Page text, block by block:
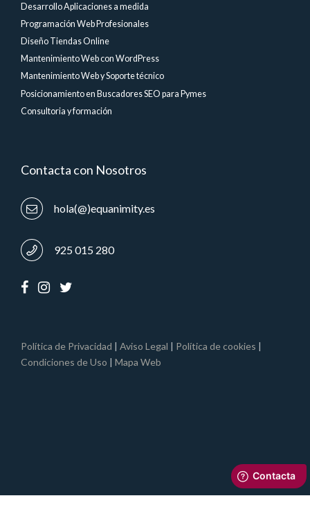
Desarrollo Aplicaciones a medida
Programación Web Profesionales
Diseño Tiendas Online
Mantenimiento Web con WordPress
Mantenimiento Web y Soporte técnico
Posicionamiento en Buscadores SEO para Pymes
Consultoria y formación
Contacta con Nosotros
hola(@)equanimity.es
925 015 280
Política de Privacidad Aviso Legal Política de cookies
Condiciones de Uso
Mapa Web